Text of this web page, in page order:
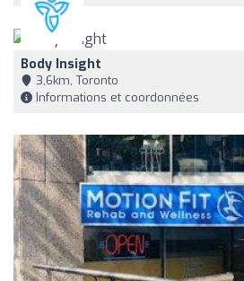
Body Insight
3,6km, Toronto
Informations et coordonnées